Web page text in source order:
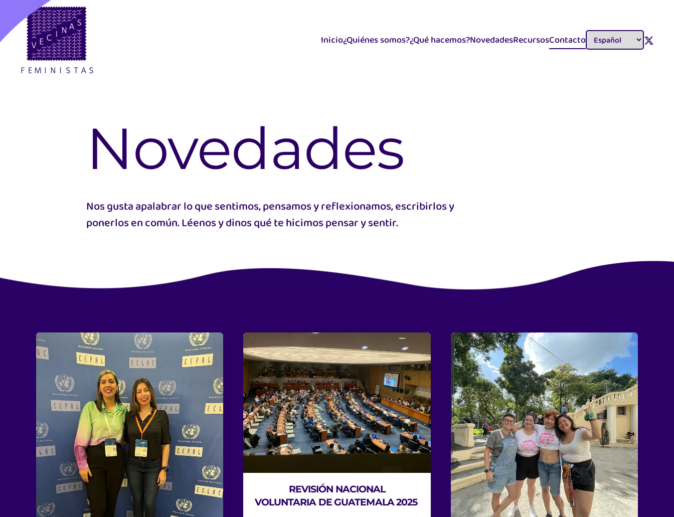
Skip
to
main
content
Inicio¿Quiénes somos?¿Qué hacemos?NovedadesRecursosContacto
Selector
Novedades
Nos gusta apalabrar lo que sentimos, pensamos y reflexionamos, escribirlos y
ponerlos en común. Léenos y dinos qué te hicimos pensar y sentir.
REVISIÓN NACIONAL
VOLUNTARIA DE GUATEMALA 2025